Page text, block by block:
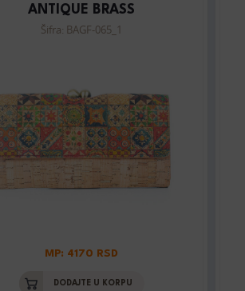
ANTIQUE BRASS
Šifra: BAGF-065_1
MP: 4170 RSD
DODAJTE U KORPU